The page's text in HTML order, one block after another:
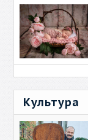
Культура